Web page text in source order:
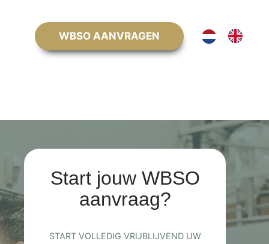
WBSO AANVRAGEN
Start jouw WBSO
aanvraag?
START VOLLEDIG VRIJBLIJVEND UW